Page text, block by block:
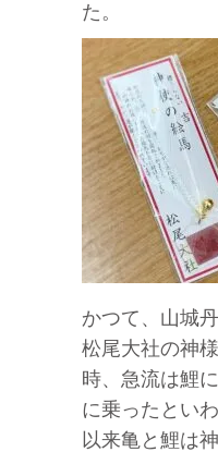
た。
かつて、山城
松尾大社の神
時、急流は鯉
に乗ったとい
以来亀と鯉は